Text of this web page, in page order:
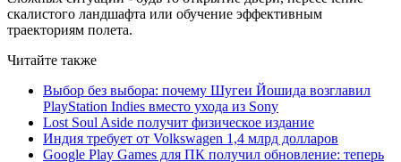
скалистого ландшафта или обучение эффективным
траекториям полета.
Читайте также
Выбор без выбора: почему Шугеи Йошида возглавил
PlayStation Indies вместо ухода из Sony
Lost Soul Aside получит физическое издание
Индия требует от Volkswagen 1,4 млрд долларов
Google Play Games для ПК получил обновление: теперь